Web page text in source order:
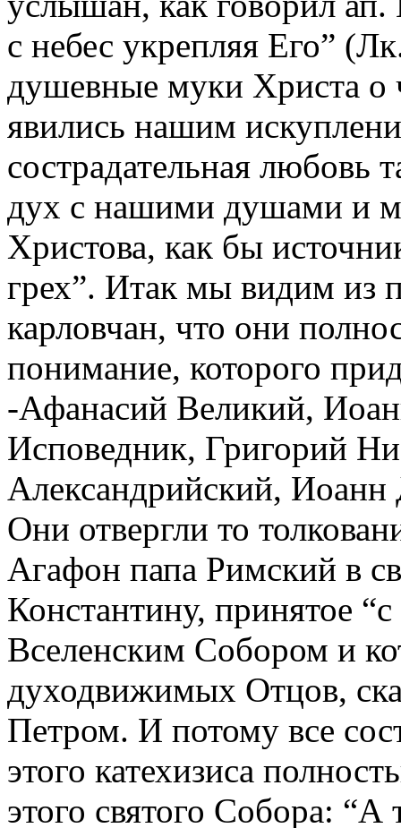
с небес укрепляя Его”
душевные муки Христа о
явились нашим
сострадательная любовь
дух с нашими душами и
Христова, как бы
грех”. Итак мы видим из
карловчан, что они
понимание, которого
-Афанасий Великий,
Исповедник, Григорий
Александрийский,
Они отвергли то
Агафон папа Римский в
Константину, принятое
Вселенским Собором и
духодвижимых Отцов,
Петром. И потому все
этого катехизиса
этого святого Собора: